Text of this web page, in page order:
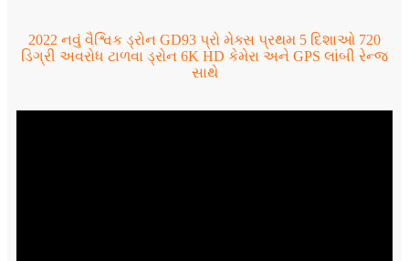
2022 નવું વૈશ્વિક ડ્રોન GD93 પ્રો મેક્સ પ્રથમ 5 દિશાઓ 720
ડિગ્રી અવરોધ ટાળવા ડ્રોન 6K HD કેમેરા અને GPS લાંબી રેન્જ
સાથે